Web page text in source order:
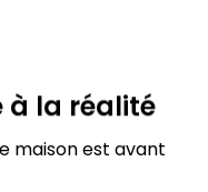
à la réalité
maison est avant